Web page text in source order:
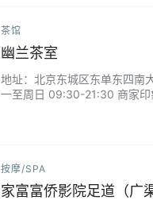
茶馆
幽兰茶室
地址：北京东城区东单东四南
一至周日 09:30-21:30 商家印
按摩/SPA
家富富侨影院足道（广